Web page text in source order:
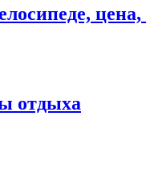
отдыха